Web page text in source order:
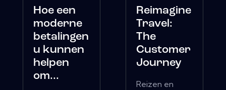
Hoe een
moderne
betalingen
u kunnen
helpen
om...
Reimagine
Travel:
The
Customer
Journey
Reizen en